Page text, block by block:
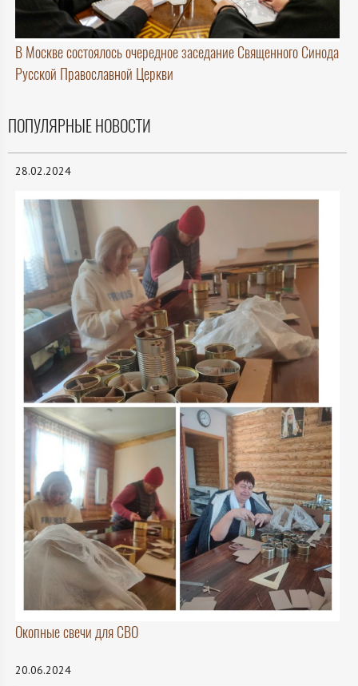
В Москве состоялось очередное заседание Священного Синода
Русской Православной Церкви
ПОПУЛЯРНЫЕ НОВОСТИ
28.02.2024
Окопные свечи для СВО
20.06.2024